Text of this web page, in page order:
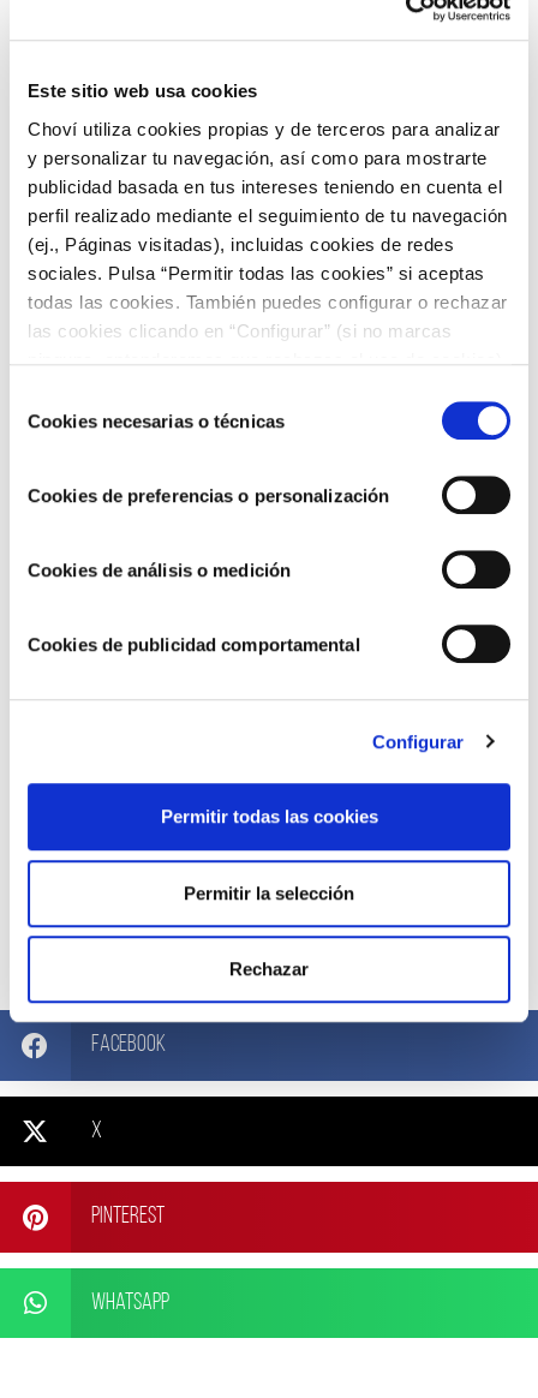
Este sitio web usa cookies
Choví utiliza cookies propias y de terceros para analizar
y personalizar tu navegación, así como para mostrarte
publicidad basada en tus intereses teniendo en cuenta el
perfil realizado mediante el seguimiento de tu navegación
(ej., Páginas visitadas), incluidas cookies de redes
sociales. Pulsa “Permitir todas las cookies” si aceptas
todas las cookies. También puedes configurar o rechazar
las cookies clicando en “Configurar” (si no marcas
COOKIES.
deCookies necesarias o técnicas
Cookies de preferencias o personalización
Cookies de análisis o medición
Cookies de publicidad comportamental
Configurar
Permitir todas las cookies
Permitir la selección
Rechazar
Langostinos
Palitos de cangrejo
Aceitunas negras
Aderezo de mostaza y miel Choví
Laendiviaes otra hoja que va muy bien con mariscos y el
aderezo de mostaza y miel. Puedes rellenarlas y
hacer unos
rollitos con el langostino y la salsa
sorprender en cualquier ocasión.
Prueba también el aderezo de mostaza y mielen tus
Si quieres descubrir muchas más recetas
llenas de sabor,
Compártelo ahora
Facebook
X
Pinterest
WhatsApp